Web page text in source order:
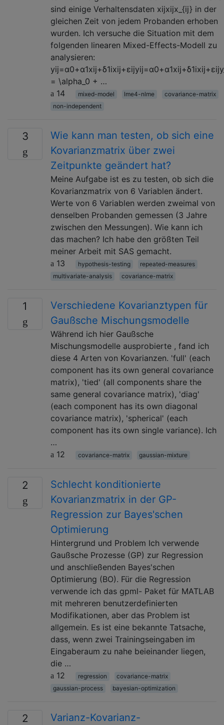
sind einige Verhaltensdaten xijxijx_{ij} in der
gleichen Zeit von jedem Probanden erhoben
wurden. Ich versuche die Situation mit dem
folgenden linearen Mixed-Effects-Modell zu
analysieren:
= \alpha_0 + …
14
mixed-model lme4-nlme
covariance-matrix
non-independent
3
Wie kann man testen, ob sich eine
Kovarianzmatrix über zwei
Zeitpunkte geändert hat?
Meine Aufgabe ist es zu testen, ob sich die
Kovarianzmatrix von 6 Variablen ändert.
Werte von 6 Variablen werden zweimal von
denselben Probanden gemessen (3 Jahre
zwischen den Messungen). Wie kann ich
das machen? Ich habe den größten Teil
meiner Arbeit mit SAS gemacht.
13
hypothesis-testing
repeated-measures
multivariate-analysis
covariance-matrix
1
Verschiedene Kovarianztypen für
Gaußsche Mischungsmodelle
Während ich hier Gaußsche
Mischungsmodelle ausprobierte , fand ich
diese 4 Arten von Kovarianzen. 'full' (each
component has its own general covariance
matrix), 'tied' (all components share the
same general covariance matrix), 'diag'
(each component has its own diagonal
covariance matrix), 'spherical' (each
component has its own single variance). Ich
…
12
covariance-matrix gaussian-mixture
2
Schlecht konditionierte
Kovarianzmatrix in der GP-
Regression zur Bayes'schen
Optimierung
Hintergrund und Problem Ich verwende
Gaußsche Prozesse (GP) zur Regression
und anschließenden Bayes'schen
Optimierung (BO). Für die Regression
verwende ich das gpml- Paket für MATLAB
mit mehreren benutzerdefinierten
Modifikationen, aber das Problem ist
allgemein. Es ist eine bekannte Tatsache,
dass, wenn zwei Trainingseingaben im
Eingaberaum zu nahe beieinander liegen,
die …
12
regression
covariance-matrix
gaussian-process
bayesian-optimization
2
Varianz-Kovarianz-